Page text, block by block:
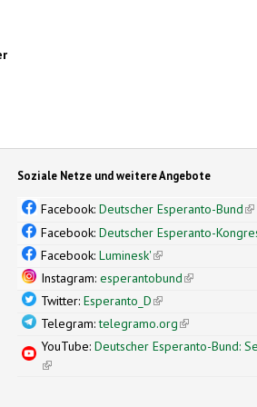
Soziale Netze und weitere Angebote
Facebook:Deutscher Esperanto-Bund
Facebook:Deutscher Esperanto-
Facebook:Luminesk'(link is external)
Instagram:esperantobund(link is
Twitter:Esperanto_D(link is external)
Telegram:telegramo.org(link is external)
YouTube:Deutscher Esperanto-Bund:
(link is external)